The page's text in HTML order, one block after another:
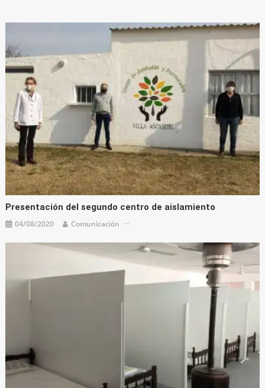
Presentación del segundo centro de aislamiento
04/08/2020 Comunicación